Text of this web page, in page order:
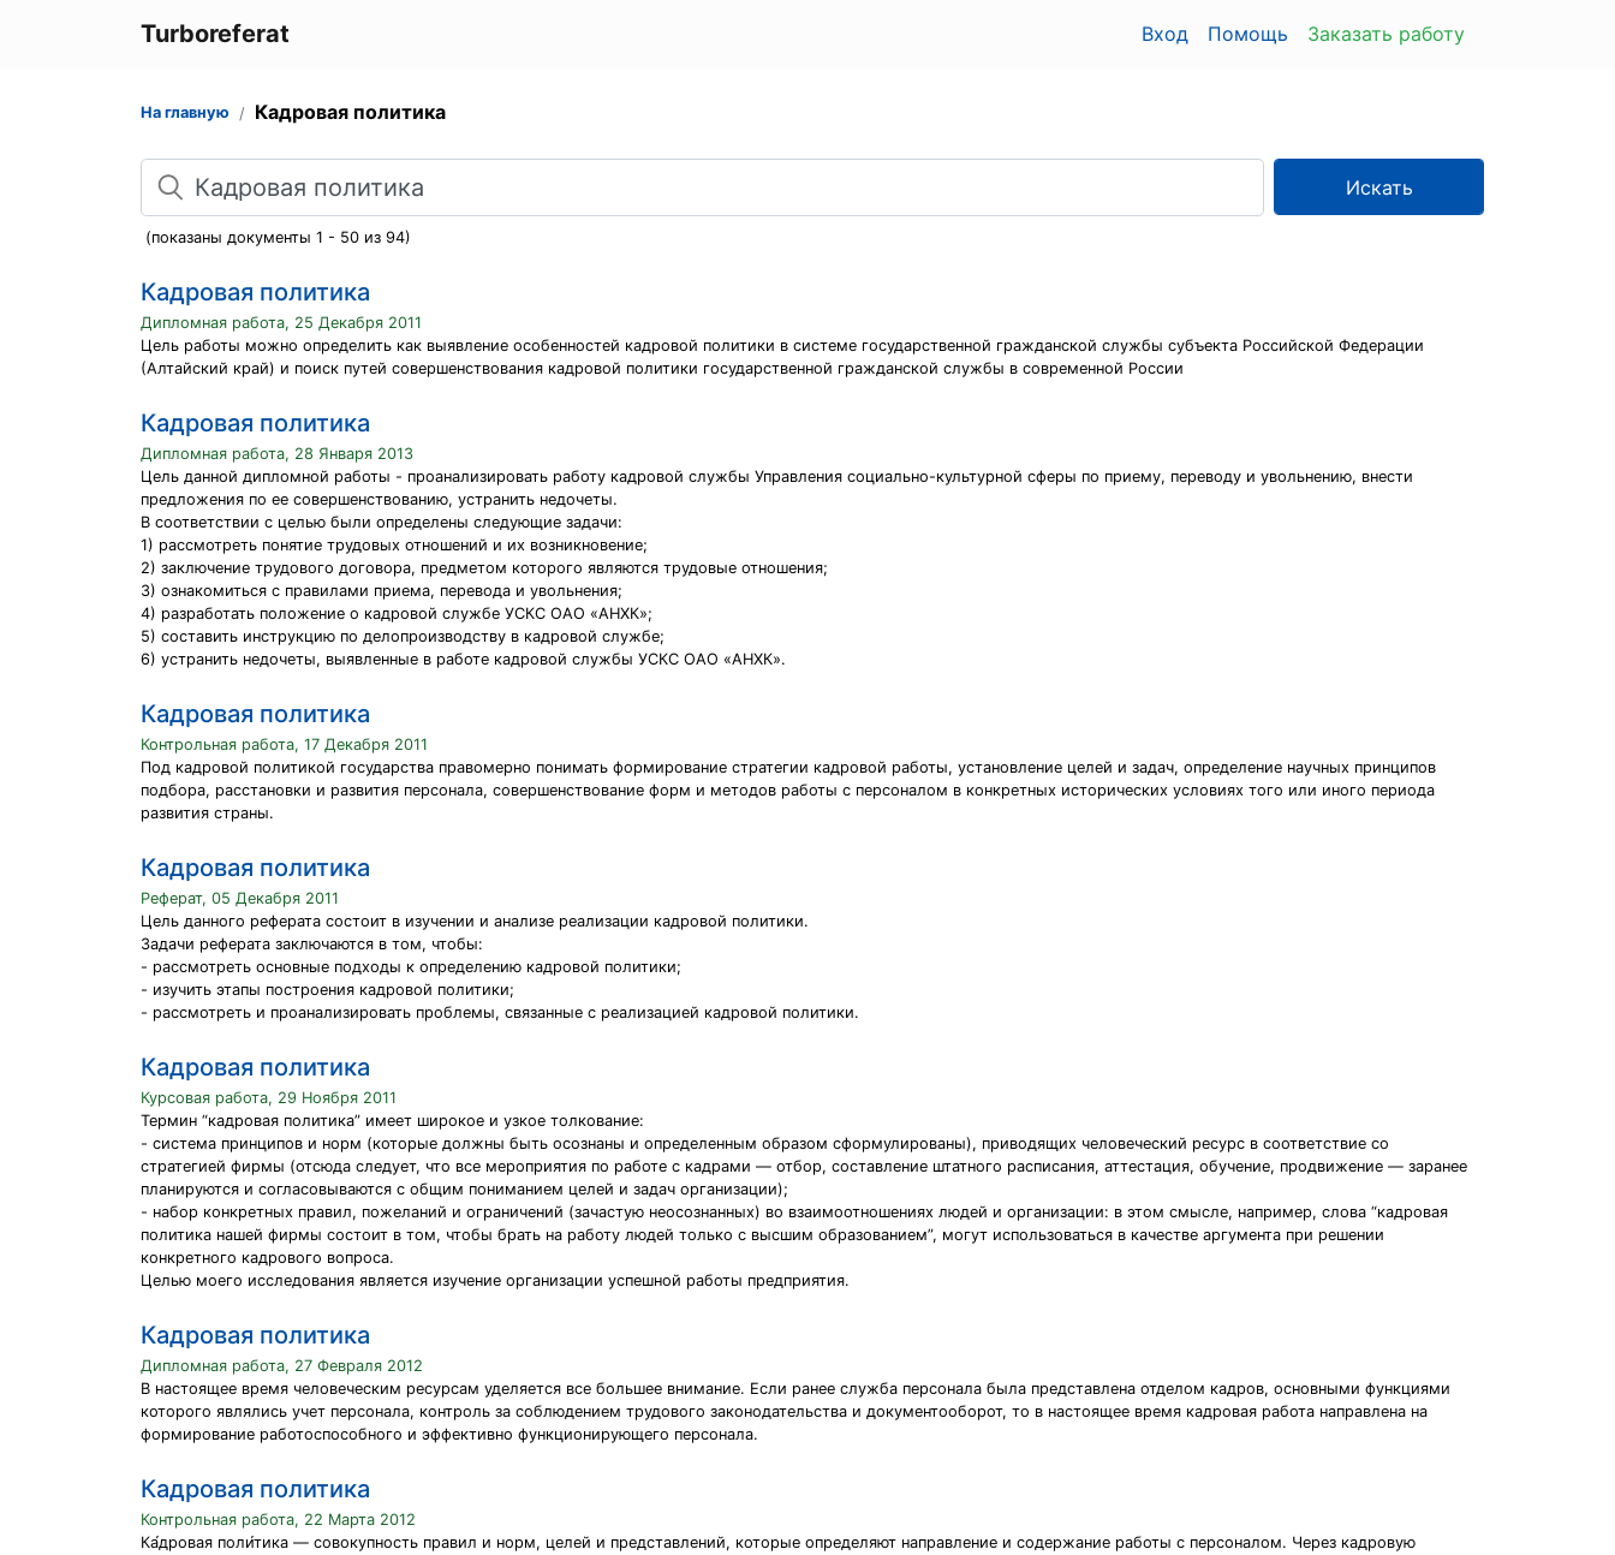
Turboreferat Вход Помощь Заказать работу
На главную Кадровая политика
Поиск
Искать
(показаны документы 1 - 50 из 94)
Кадровая политика
Дипломная работа, 25 Декабря 2011
Цель работы можно определить как выявление особенностей кадровой политики в системе государственной гражданской службы субъекта Российской Федерации
(Алтайский край) и поиск путей совершенствования кадровой политики государственной гражданской службы в современной России
Кадровая политика
Дипломная работа, 28 Января 2013
Цель данной дипломной работы - проанализировать работу кадровой службы Управления социально-культурной сферы по приему, переводу и увольнению, внести
предложения по ее совершенствованию, устранить недочеты.
В соответствии с целью были определены следующие задачи:
1) рассмотреть понятие трудовых отношений и их возникновение;
2) заключение трудового договора, предметом которого являются трудовые отношения;
3) ознакомиться с правилами приема, перевода и увольнения;
4) разработать положение о кадровой службе УСКС ОАО «АНХК»;
5) составить инструкцию по делопроизводству в кадровой службе;
6) устранить недочеты, выявленные в работе кадровой службы УСКС ОАО «АНХК».
Кадровая политика
Контрольная работа, 17 Декабря 2011
Под кадровой политикой государства правомерно понимать формирование стратегии кадровой работы, установление целей и задач, определение научных принципов
подбора, расстановки и развития персонала, совершенствование форм и методов работы с персоналом в конкретных исторических условиях того или иного периода
развития страны.
Кадровая политика
Реферат, 05 Декабря 2011
Цель данного реферата состоит в изучении и анализе реализации кадровой политики.
Задачи реферата заключаются в том, чтобы:
- рассмотреть основные подходы к определению кадровой политики;
- изучить этапы построения кадровой политики;
- рассмотреть и проанализировать проблемы, связанные с реализацией кадровой политики.
Кадровая политика
Курсовая работа, 29 Ноября 2011
Термин “кадровая политика” имеет широкое и узкое толкование:
- система принципов и норм (которые должны быть осознаны и определенным образом сформулированы), приводящих человеческий ресурс в соответствие со
стратегией фирмы (отсюда следует, что все мероприятия по работе с кадрами — отбор, составление штатного расписания, аттестация, обучение, продвижение — заранее
планируются и согласовываются с общим пониманием целей и задач организации);
- набор конкретных правил, пожеланий и ограничений (зачастую неосознанных) во взаимоотношениях людей и организации: в этом смысле, например, слова “кадровая
политика нашей фирмы состоит в том, чтобы брать на работу людей только с высшим образованием”, могут использоваться в качестве аргумента при решении
конкретного кадрового вопроса.
Целью моего исследования является изучение организации успешной работы предприятия.
Кадровая политика
Дипломная работа, 27 Февраля 2012
В настоящее время человеческим ресурсам уделяется все большее внимание. Если ранее служба персонала была представлена отделом кадров, основными функциями
которого являлись учет персонала, контроль за соблюдением трудового законодательства и документооборот, то в настоящее время кадровая работа направлена на
формирование работоспособного и эффективно функционирующего персонала.
Кадровая политика
Контрольная работа, 22 Марта 2012
Ка́дровая поли́тика — совокупность правил и норм, целей и представлений, которые определяют направление и содержание работы с персоналом. Через кадровую